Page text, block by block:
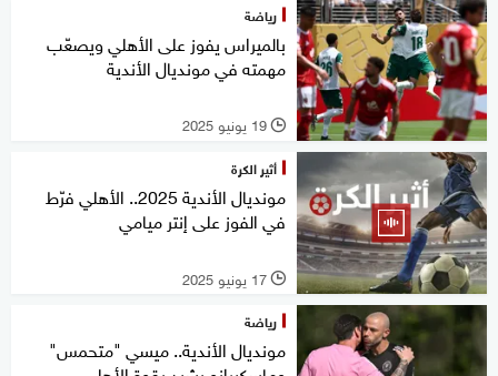
رياضة
بالميراس يفوز على الأهلي ويصعّب
مهمته في مونديال الأندية
l 19 يونيو 2025
أثير الكرة
مونديال الأندية 2025.. الأهلي فرّط
في الفوز على إنتر ميامي
l 17 يونيو 2025
رياضة
مونديال الأندية.. ميسي "متحمس"